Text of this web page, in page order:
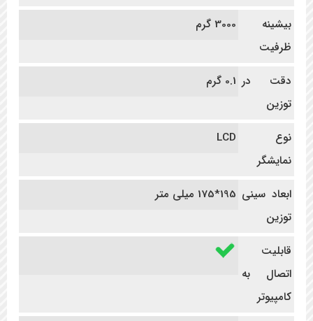
بیشینه
ظرفیت
3000 گرم
دقت در
توزین
0.1 گرم
نوع
نمایشگر
LCD
ابعاد سینی
توزین
195*175 میلی متر
قابلیت
اتصال به
کامپیوتر